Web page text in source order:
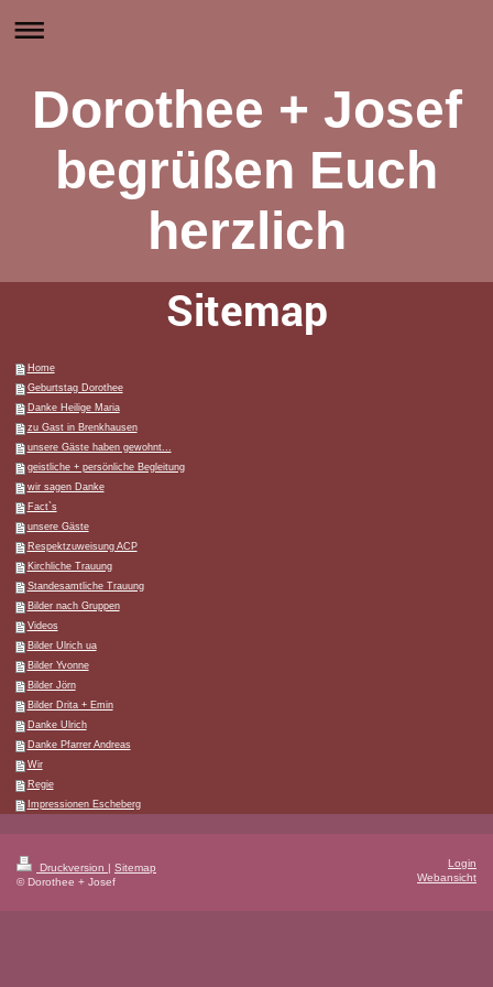
Dorothee + Josef
begrüßen Euch
herzlich
Sitemap
Home
Geburtstag Dorothee
Danke Heilige Maria
zu Gast in Brenkhausen
unsere Gäste haben gewohnt...
geistliche + persönliche Begleitung
wir sagen Danke
Fact`s
unsere Gäste
Respektzuweisung ACP
Kirchliche Trauung
Standesamtliche Trauung
Bilder nach Gruppen
Videos
Bilder Ulrich ua
Bilder Yvonne
Bilder Jörn
Bilder Drita + Emin
Danke Ulrich
Danke Pfarrer Andreas
Wir
Regie
Impressionen Escheberg
Druckversion
Sitemap
© Dorothee + Josef
Login
Webansicht